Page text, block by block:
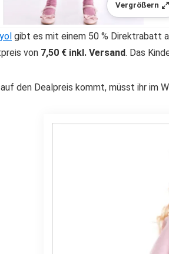
Vergrößern
gibt es mit einem 50 % Direktrabatt
von 7,50 € inkl. Versand. Das
den Dealpreis kommt, müsst ihr im